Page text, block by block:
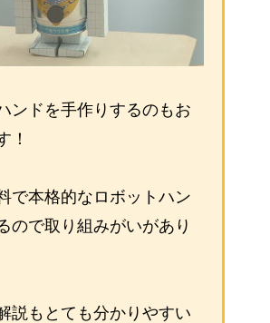
ンドを手作りするのもお
！
で本格的なロボットハン
ので取り組みがいがあり
説もとても分かりやすい